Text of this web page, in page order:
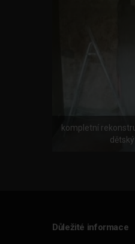
kompletní
Důležité informace